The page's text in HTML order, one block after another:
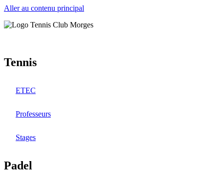
Aller au contenu principal
Tennis
ETEC
Professeurs
Stages
Padel